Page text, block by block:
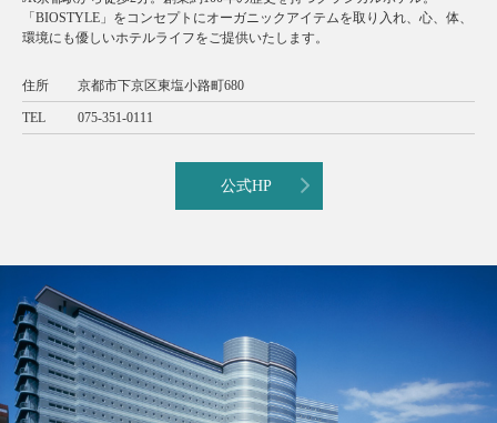
「BIOSTYLE」をコンセプトにオーガニックアイテムを取り入れ、心、体、
環境にも優しいホテルライフをご提供いたします。
住所 京都市下京区東塩小路町680
TEL 075-351-0111
公式HP